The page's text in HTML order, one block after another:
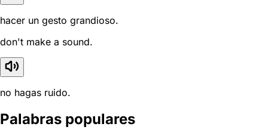
hacer un gesto grandioso.
don't make a sound.
no hagas ruido.
Palabras populares